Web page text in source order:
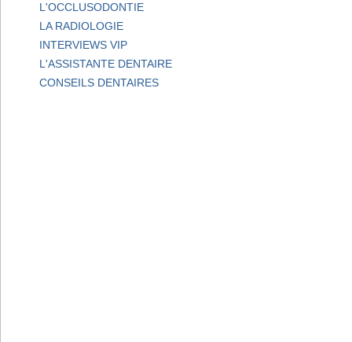
L'OCCLUSODONTIE
LA RADIOLOGIE
INTERVIEWS VIP
L'ASSISTANTE DENTAIRE
CONSEILS DENTAIRES